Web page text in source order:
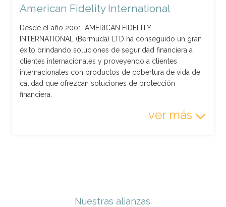
American Fidelity International
Desde el año 2001, AMERICAN FIDELITY
INTERNATIONAL (Bermuda) LTD ha conseguido un gran
éxito brindando soluciones de seguridad financiera a
clientes internacionales y proveyendo a clientes
internacionales con productos de cobertura de vida de
calidad que ofrezcan soluciones de protección
financiera.
ver más
Nuestras alianzas: